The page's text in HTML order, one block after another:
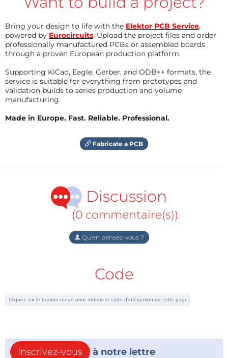
Bring your design to life with the Elektor PCB Service,
powered by Eurocircuits. Upload the project files and order
professionally manufactured PCBs or assembled boards
through a proven European production platform.
Supporting KiCad, Eagle, Gerber, and ODB++ formats, the
service is suitable for everything from prototypes and
validation builds to series production and volume
manufacturing.
Made in Europe. Fast. Reliable. Professional.
Fabricate a PCB
Discussion
(0 commentaire(s))
Qu'en pensez-vous ?
Code
Inscrivez-vous
à notre lettre